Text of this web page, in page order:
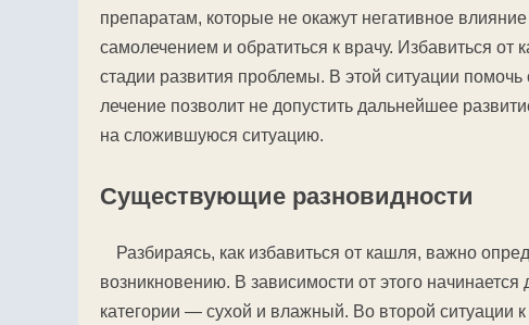
препаратам, которые не окажут негативное
самолечением и обратиться к врачу. Избавиться
стадии развития проблемы. В этой ситуации
лечение позволит не допустить дальнейшее
на сложившуюся ситуацию.
Существующие разновидности
Разбираясь, как избавиться от кашля, важно
возникновению. В зависимости от этого
категории — сухой и влажный. Во второй ситуации